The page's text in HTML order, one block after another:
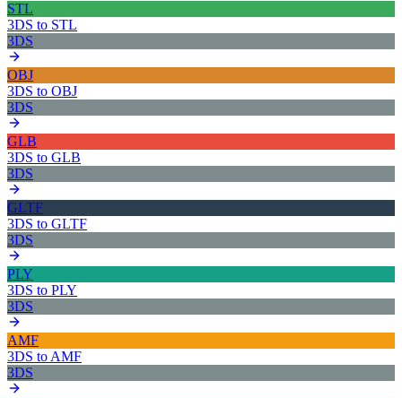
STL
3DS to STL
3DS
OBJ
3DS to OBJ
3DS
GLB
3DS to GLB
3DS
GLTF
3DS to GLTF
3DS
PLY
3DS to PLY
3DS
AMF
3DS to AMF
3DS